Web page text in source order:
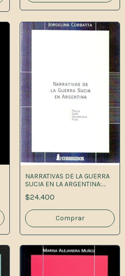
NARRATIVAS DE LA GUERRA
SUCIA EN LA ARGENTINA:
PIGLIA, SAER, VALE
$24.400